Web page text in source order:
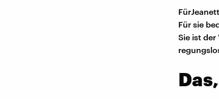
Für sie
Sie ist